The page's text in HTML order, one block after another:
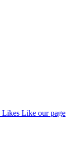
Likes Like our page